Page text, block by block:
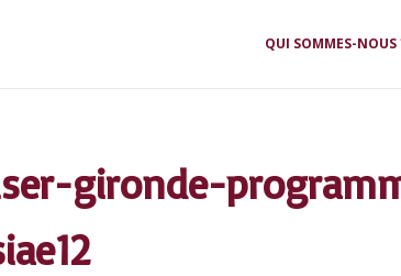
QUI SOMMES-NOUS
gironde-